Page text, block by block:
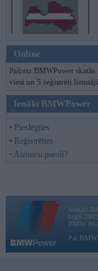
Online
Pašreiz BMWPower skatās
viesi un 5 reģistrēti lietotāji.
Ienākt BMWPower
• Pieslēgties
• Reģistrēties
• Aizmirsi paroli?
Vortāls
kopš
BMW AG.
Par